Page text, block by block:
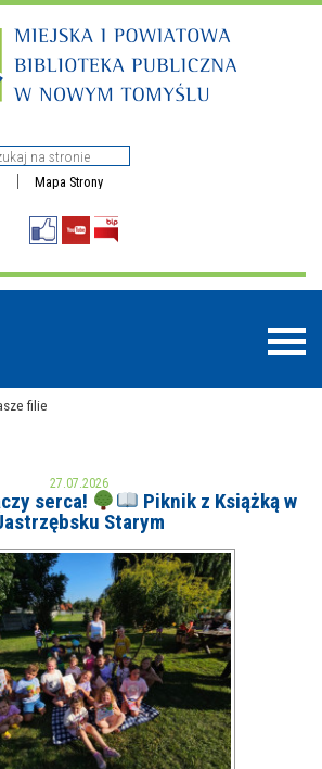
Mapa Strony
WYDARZENIA
BIEŻĄCE
SIĘ
REGIONIE
filie
27.07.2026
serca!
Piknik z Książką w
Starym